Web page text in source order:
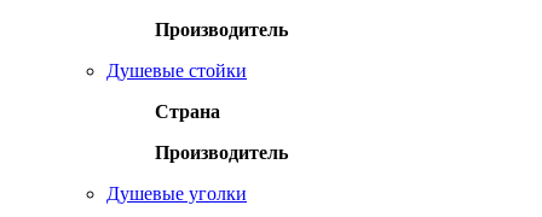
Производитель
Душевые стойки
Страна
Производитель
Душевые уголки